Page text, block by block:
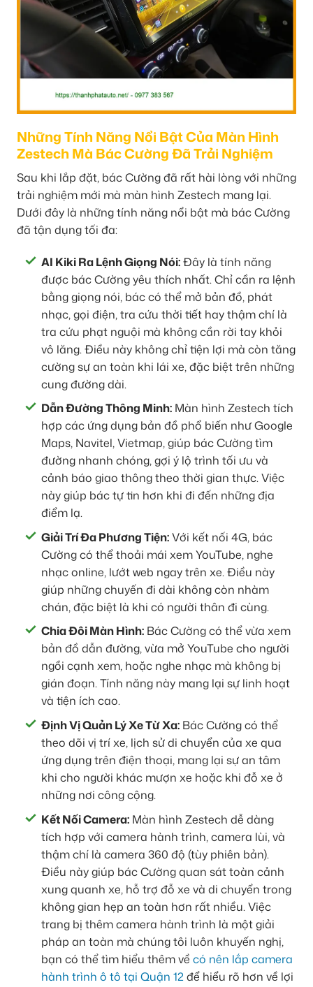
Những Tính Năng Nổi Bật Của Màn Hình
Zestech Mà Bác Cường Đã Trải Nghiệm
Sau khi lắp đặt, bác Cường đã rất hài lòng với những
trải nghiệm mới mà màn hình Zestech mang lại.
Dưới đây là những tính năng nổi bật mà bác Cường
đã tận dụng tối đa:
AI Kiki Ra Lệnh Giọng Nói:Đây là tính năng
được bác Cường yêu thích nhất. Chỉ cần ra lệnh
bằng giọng nói, bác có thể mở bản đồ, phát
nhạc, gọi điện, tra cứu thời tiết hay thậm chí là
tra cứu phạt nguội mà không cần rời tay khỏi
vô lăng. Điều này không chỉ tiện lợi mà còn tăng
cường sự an toàn khi lái xe, đặc biệt trên những
cung đường dài.
Dẫn Đường Thông Minh: Màn hình Zestech tích
hợp các ứng dụng bản đồ phổ biến như Google
Maps, Navitel, Vietmap, giúp bác Cường tìm
đường nhanh chóng, gợi ý lộ trình tối ưu và
cảnh báo giao thông theo thời gian thực. Việc
này giúp bác tự tin hơn khi đi đến những địa
điểm lạ.
Giải Trí Đa Phương Tiện:Với kết nối 4G, bác
Cường có thể thoải mái xem YouTube, nghe
nhạc online, lướt web ngay trên xe. Điều này
giúp những chuyến đi dài không còn nhàm
chán, đặc biệt là khi có người thân đi cùng.
Chia Đôi Màn Hình: Bác Cường có thể vừa xem
bản đồ dẫn đường, vừa mở YouTube cho người
ngồi cạnh xem, hoặc nghe nhạc mà không bị
gián đoạn. Tính năng này mang lại sự linh hoạt
và tiện ích cao.
Định Vị Quản Lý Xe Từ Xa: Bác Cường có thể
theo dõi vị trí xe, lịch sử di chuyển của xe qua
ứng dụng trên điện thoại, mang lại sự an tâm
khi cho người khác mượn xe hoặc khi đỗ xe ở
những nơi công cộng.
Kết Nối Camera: Màn hình Zestech dễ dàng
tích hợp với camera hành trình, camera lùi, và
thậm chí là camera 360 độ (tùy phiên bản).
Điều này giúp bác Cường quan sát toàn cảnh
xung quanh xe, hỗ trợ đỗ xe và di chuyển trong
không gian hẹp an toàn hơn rất nhiều. Việc
trang bị thêm camera hành trình là một giải
pháp an toàn mà chúng tôi luôn khuyến nghị,
bạn có thể tìm hiểu thêm về có nên lắp camera
hành trình ô tô tại Quận 12để hiểu rõ hơn về lợi